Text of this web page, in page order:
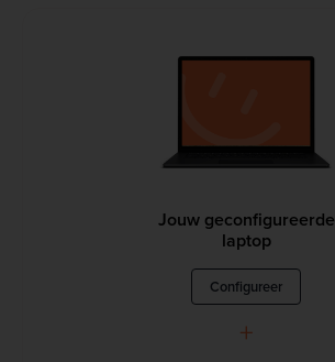
Jouw geconfigureerde
laptop
Configureer
+